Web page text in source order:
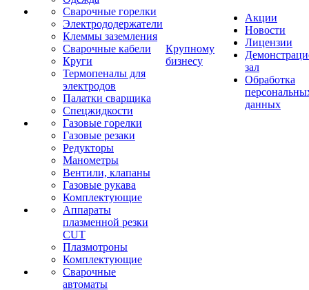
Сварочные горелки
Электрододержатели
Клеммы заземления
Сварочные кабели
Круги
Термопеналы для
электродов
Палатки сварщика
Спецжидкости
Газовые горелки
Газовые резаки
Редукторы
Манометры
Вентили, клапаны
Газовые рукава
Комплектующие
Аппараты
плазменной резки
CUT
Плазмотроны
Комплектующие
Сварочные
автоматы
Крупному
бизнесу
Акции
Новости
Лицензии
зал
Обработка
данных